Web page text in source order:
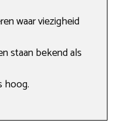
waar viezigheid
staan bekend als
hoog.